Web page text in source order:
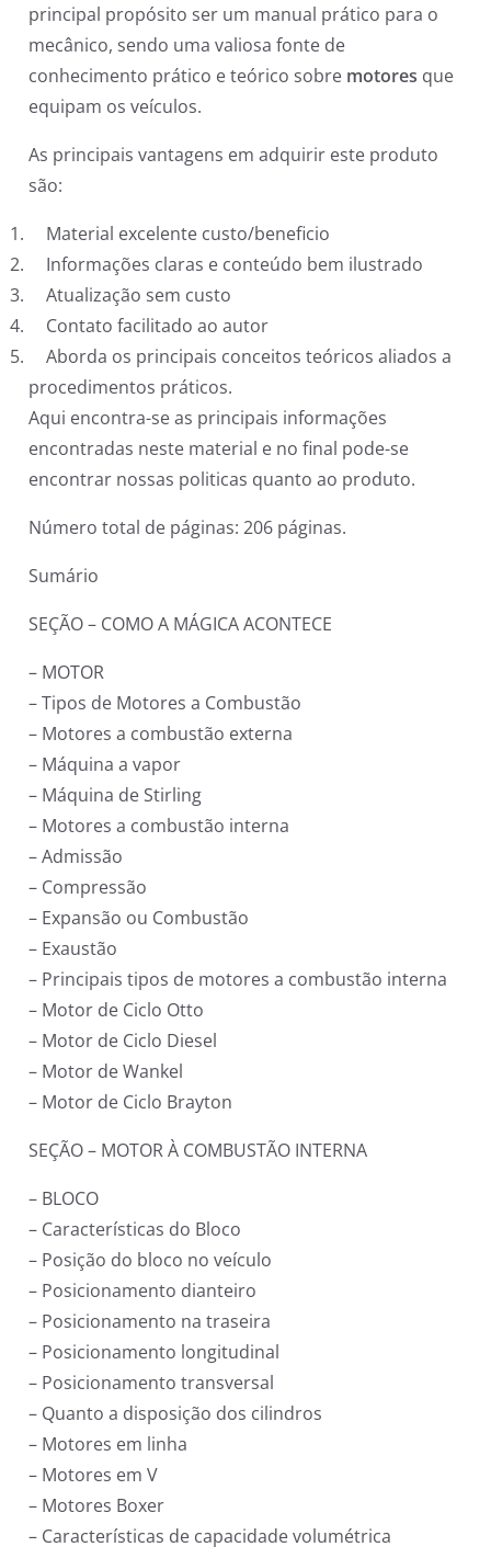
principal propósito ser um manual prático para o
mecânico, sendo uma valiosa fonte de
conhecimento prático e teórico sobre motores que
equipam os veículos.
As principais vantagens em adquirir este produto
são:
Material excelente custo/beneficio
Informações claras e conteúdo bem ilustrado
Atualização sem custo
Contato facilitado ao autor
Aborda os principais conceitos teóricos aliados a
procedimentos práticos.
Aqui encontra-se as principais informações
encontradas neste material e no final pode-se
encontrar nossas politicas quanto ao produto.
Número total de páginas: 206 páginas.
Sumário
SEÇÃO – COMO A MÁGICA ACONTECE
– MOTOR
– Tipos de Motores a Combustão
– Motores a combustão externa
– Máquina a vapor
– Máquina de Stirling
– Motores a combustão interna
– Admissão
– Compressão
– Expansão ou Combustão
– Exaustão
– Principais tipos de motores a combustão interna
– Motor de Ciclo Otto
– Motor de Ciclo Diesel
– Motor de Wankel
– Motor de Ciclo Brayton
SEÇÃO – MOTOR À COMBUSTÃO INTERNA
– BLOCO
– Características do Bloco
– Posição do bloco no veículo
– Posicionamento dianteiro
– Posicionamento na traseira
– Posicionamento longitudinal
– Posicionamento transversal
– Quanto a disposição dos cilindros
– Motores em linha
– Motores em V
– Motores Boxer
– Características de capacidade volumétrica